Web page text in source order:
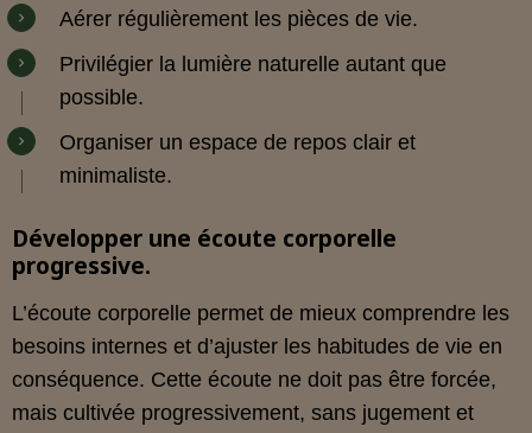
Aérer régulièrement les pièces de vie.
Privilégier la lumière naturelle autant que
possible.
Organiser un espace de repos clair et
minimaliste.
Développer une écoute corporelle
progressive.
L’écoute corporelle permet de mieux comprendre les
besoins internes et d’ajuster les habitudes de vie en
conséquence. Cette écoute ne doit pas être forcée,
mais cultivée progressivement, sans jugement et